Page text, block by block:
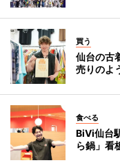
買う
仙台の古
売りのよ
食べる
BiVi仙台
ら鍋」看